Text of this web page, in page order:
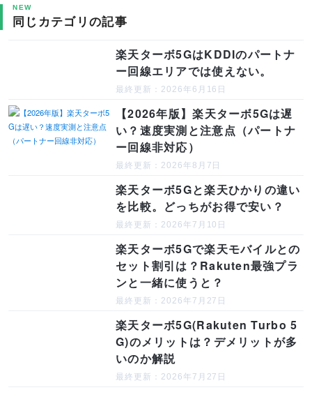
NEW
同じカテゴリの記事
楽天ターボ5GはKDDIのパートナ
ー回線エリアでは使えない。
最終更新：2026年6月16日
【2026年版】楽天ターボ5Gは遅
い？速度実測と注意点（パートナ
ー回線非対応）
最終更新：2026年8月7日
楽天ターボ5Gと楽天ひかりの違い
を比較。どっちがお得で安い？
最終更新：2026年7月10日
楽天ターボ5Gで楽天モバイルとの
セット割引は？Rakuten最強プラ
ンと一緒に使うと？
最終更新：2026年7月27日
楽天ターボ5G(Rakuten Turbo 5
G)のメリットは？デメリットが多
いのか解説
最終更新：2026年7月27日